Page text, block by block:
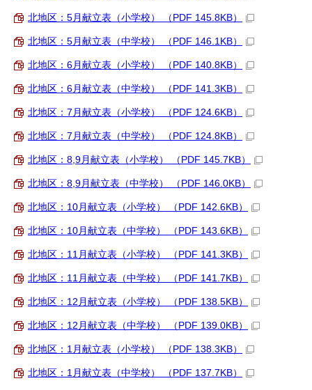
北地区：5月献立表（小学校） （PDF 145.8KB）
北地区：5月献立表（中学校） （PDF 146.1KB）
北地区：6月献立表（小学校） （PDF 140.8KB）
北地区：6月献立表（中学校） （PDF 141.3KB）
北地区：7月献立表（小学校） （PDF 124.6KB）
北地区：7月献立表（中学校） （PDF 124.8KB）
北地区：8,9月献立表（小学校） （PDF 145.7KB）
北地区：8,9月献立表（中学校） （PDF 146.0KB）
北地区：10月献立表（小学校） （PDF 142.6KB）
北地区：10月献立表（中学校） （PDF 143.6KB）
北地区：11月献立表（小学校） （PDF 141.3KB）
北地区：11月献立表（中学校） （PDF 141.7KB）
北地区：12月献立表（小学校） （PDF 138.5KB）
北地区：12月献立表（中学校） （PDF 139.0KB）
北地区：1月献立表（小学校） （PDF 138.3KB）
北地区：1月献立表（中学校） （PDF 137.7KB）